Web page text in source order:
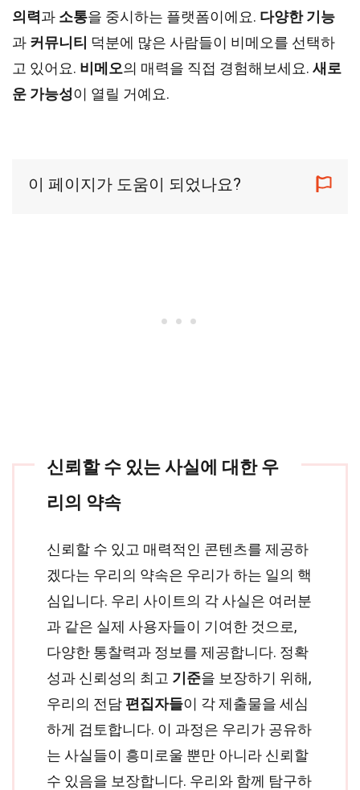
의력과 소통을 중시하는 플랫폼이에요. 다양한 기능
과 커뮤니티 덕분에 많은 사람들이 비메오를 선택하
고 있어요. 비메오의 매력을 직접 경험해보세요. 새로
운 가능성이 열릴 거예요.
이 페이지가 도움이 되었나요?
신뢰할 수 있는 사실에 대한 우
리의 약속
신뢰할 수 있고 매력적인 콘텐츠를 제공하
겠다는 우리의 약속은 우리가 하는 일의 핵
심입니다. 우리 사이트의 각 사실은 여러분
과 같은 실제 사용자들이 기여한 것으로,
다양한 통찰력과 정보를 제공합니다. 정확
성과 신뢰성의 최고 기준을 보장하기 위해,
우리의 전담 편집자들이 각 제출물을 세심
하게 검토합니다. 이 과정은 우리가 공유하
는 사실들이 흥미로울 뿐만 아니라 신뢰할
수 있음을 보장합니다. 우리와 함께 탐구하